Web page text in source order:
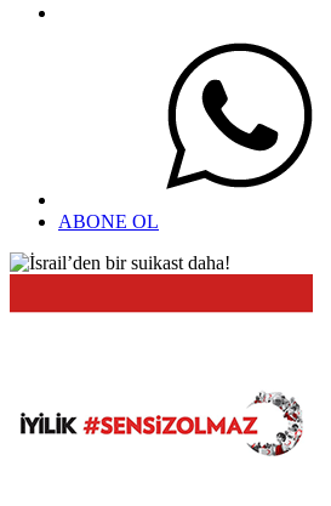
ABONE OL